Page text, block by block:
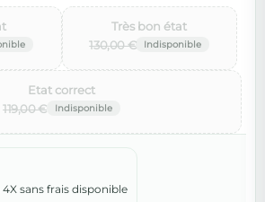
130,00 €
Très bon état‌
119,00 €
Etat correct‌
sans frais disponible